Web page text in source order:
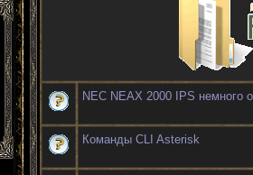
NEC NEAX 2000 IPS немного
Команды CLI Asterisk